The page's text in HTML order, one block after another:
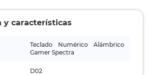
y características
Teclado Numérico Alámbrico
Gamer Spectra
D02